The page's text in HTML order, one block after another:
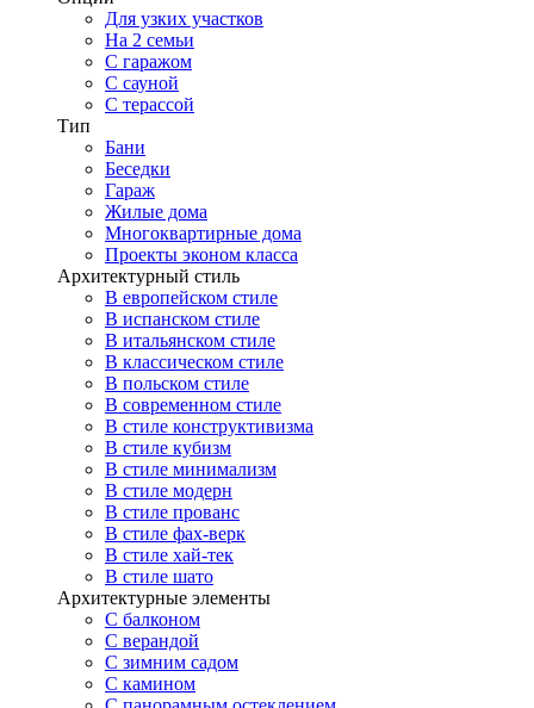
Для узких участков
На 2 семьи
С гаражом
С сауной
С терассой
Тип
Бани
Беседки
Гараж
Жилые дома
Многоквартирные дома
Проекты эконом класса
Архитектурный стиль
В европейском стиле
В испанском стиле
В итальянском стиле
В классическом стиле
В польском стиле
В современном стиле
В стиле конструктивизма
В стиле кубизм
В стиле минимализм
В стиле модерн
В стиле прованс
В стиле фах-верк
В стиле хай-тек
В стиле шато
Архитектурные элементы
С балконом
С верандой
С зимним садом
С камином